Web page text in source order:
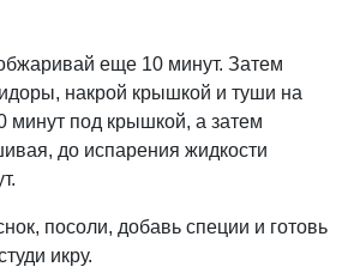
еще 10 минут. Затем
накрой крышкой и туши на
минут под крышкой, а затем
до испарения жидкости
посоли, добавь специи и готовь
икру.